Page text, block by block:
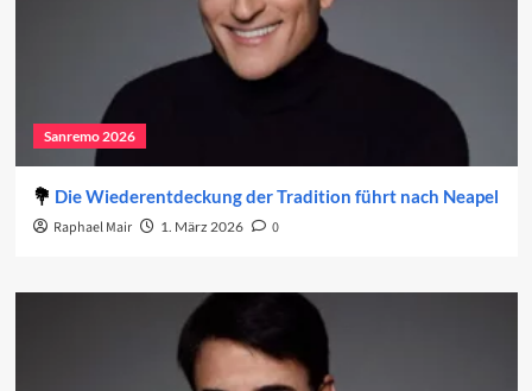
Sanremo 2026
Die Wiederentdeckung der Tradition führt nach Neapel
Raphael Mair 1. März 2026 0